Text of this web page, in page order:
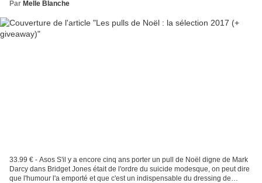
Par Melle Blanche
33.99 € - Asos S'il y a encore cinq ans porter un pull de Noël digne de Mark
Darcy dans Bridget Jones était de l'ordre du suicide modesque, on peut dire
que l'humour l'a emporté et que c'est un indispensable du dressing de